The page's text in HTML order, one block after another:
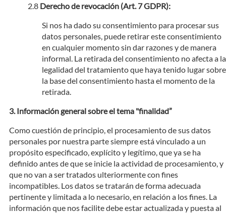
Derecho de revocación (Art. 7 GDPR):
Si nos ha dado su consentimiento para procesar sus
datos personales, puede retirar este consentimiento
en cualquier momento sin dar razones y de manera
informal. La retirada del consentimiento no afecta a la
legalidad del tratamiento que haya tenido lugar sobre
la base del consentimiento hasta el momento de la
retirada.
Información general sobre el tema "finalidad”
Como cuestión de principio, el procesamiento de sus datos
personales por nuestra parte siempre está vinculado a un
propósito especificado, explícito y legítimo, que ya se ha
definido antes de que se inicie la actividad de procesamiento, y
que no van a ser tratados ulteriormente con fines
incompatibles. Los datos se tratarán de forma adecuada
pertinente y limitada a lo necesario, en relación a los fines. La
información que nos facilite debe estar actualizada y puesta al